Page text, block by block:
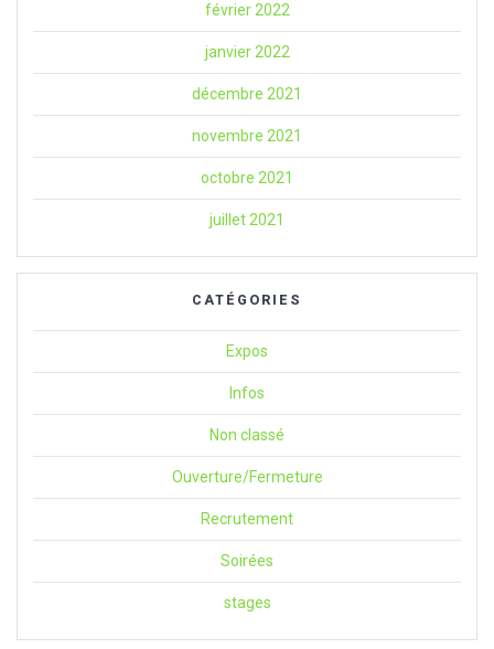
février 2022
janvier 2022
décembre 2021
novembre 2021
octobre 2021
juillet 2021
CATÉGORIES
Expos
Infos
Non classé
Ouverture/Fermeture
Recrutement
Soirées
stages